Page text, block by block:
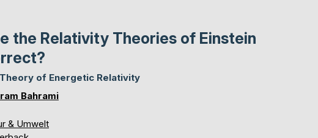
the Relativity Theories of Einstein
of Energetic Relativity
Bahrami
& Umwelt